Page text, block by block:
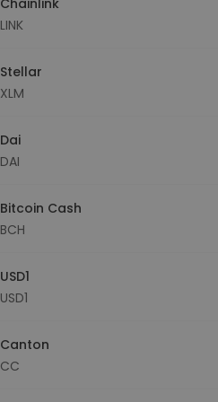
LINK
Stellar
XLM
Dai
DAI
Bitcoin Cash
BCH
USD1
USD1
Canton
CC